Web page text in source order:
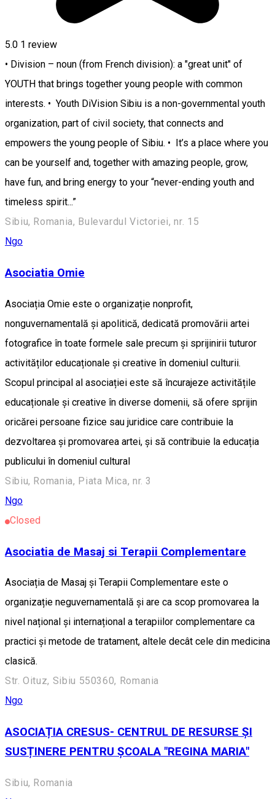
5.0 1 review
• Division – noun (from French division): a "great unit" of
YOUTH that brings together young people with common
interests. • Youth DiVision Sibiu is a non-governmental youth
organization, part of civil society, that connects and
empowers the young people of Sibiu. • It’s a place where you
can be yourself and, together with amazing people, grow,
have fun, and bring energy to your “never-ending youth and
timeless spirit...”
Sibiu, Romania, Bulevardul Victoriei, nr. 15
Ngo
Asociatia Omie
Asociația Omie este o organizație nonprofit,
nonguvernamentală și apolitică, dedicată promovării artei
fotografice în toate formele sale precum și sprijinirii tuturor
activităților educaționale și creative în domeniul culturii.
Scopul principal al asociației este să încurajeze activitățile
educaționale și creative în diverse domenii, să ofere sprijin
oricărei persoane fizice sau juridice care contribuie la
dezvoltarea și promovarea artei, și să contribuie la educația
publicului în domeniul cultural
Sibiu, Romania, Piata Mica, nr. 3
Ngo
Closed
Asociatia de Masaj si Terapii Complementare
Asociația de Masaj și Terapii Complementare este o
organizație neguvernamentală și are ca scop promovarea la
nivel național și internațional a terapiilor complementare ca
practici și metode de tratament, altele decât cele din medicina
clasică.
Str. Oituz, Sibiu 550360, Romania
Ngo
ASOCIAȚIA CRESUS- CENTRUL DE RESURSE ȘI
SUSȚINERE PENTRU ȘCOALA "REGINA MARIA"
Sibiu, Romania